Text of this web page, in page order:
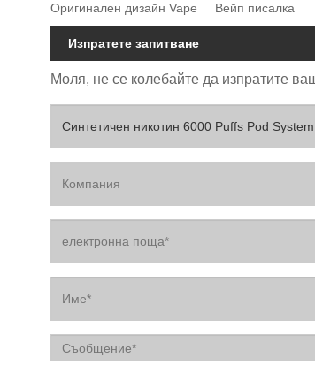
Оригинален дизайн Vape Вейп писалка
Изпратете запитване
Моля, не се колебайте да изпратите